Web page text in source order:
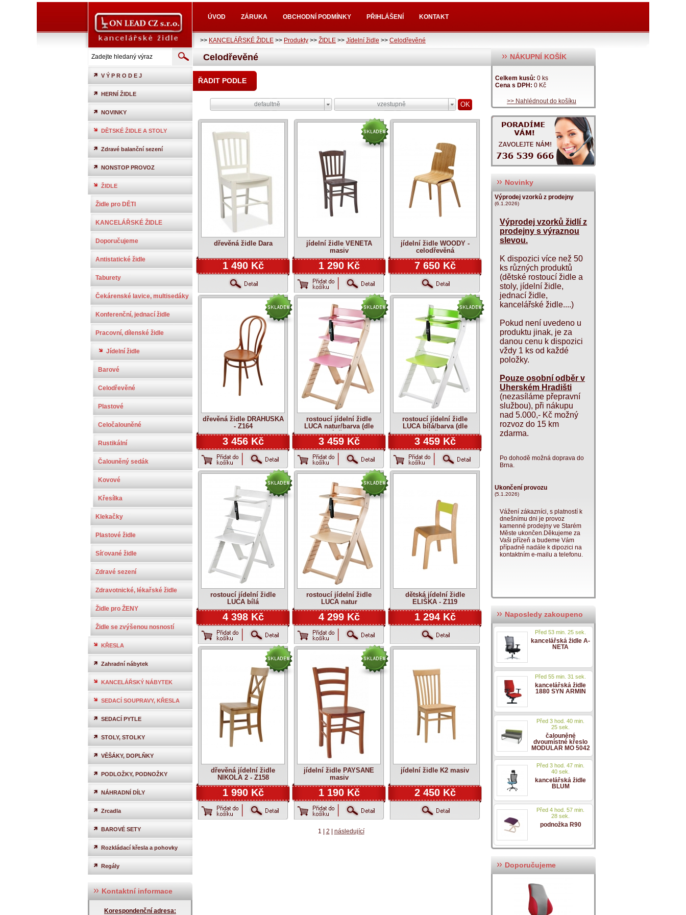
ÚVOD ZÁRUKA OBCHODNÍ PODMÍNKY PŘIHLÁŠENÍ KONTAKT
>> KANCELÁŘSKÉ ŽIDLE >> Produkty >> ŽIDLE >> Jídelní židle >> Celodřevěné
V Ý P R O D E J
HERNÍ ŽIDLE
NOVINKY
DĚTSKÉ ŽIDLE A STOLY
Zdravé balanční sezení
NONSTOP PROVOZ
ŽIDLE
Židle pro DĚTI
KANCELÁŘSKÉ ŽIDLE
Doporučujeme
Antistatické židle
Taburety
Čekárenské lavice, multisedáky
Konferenční, jednací židle
Pracovní, dílenské židle
Jídelní židle
Barové
Celodřevěné
Plastové
Celočalouněné
Rustikální
Čalouněný sedák
Kovové
Křesílka
Klekačky
Plastové židle
Síťované židle
Zdravé sezení
Zdravotnické, lékařské židle
Židle pro ŽENY
Židle se zvýšenou nosností
KŘESLA
Zahradní nábytek
KANCELÁŘSKÝ NÁBYTEK
SEDACÍ SOUPRAVY, KŘESLA
SEDACÍ PYTLE
STOLY, STOLKY
VĚŠÁKY, DOPLŇKY
PODLOŽKY, PODNOŽKY
NÁHRADNÍ DÍLY
Zrcadla
BAROVÉ SETY
Rozkládací křesla a pohovky
Regály
Kontaktní informace
Korespondenční adresa:
Celodřevěné
ŘADIT PODLE
defaultně vzestupně OK
dřevěná židle Dara
1 490 Kč
jídelní židle VENETA
masiv
1 290 Kč
jídelní židle WOODY -
celodřevěná
7 650 Kč
dřevěná židle DRAHUŠKA
- Z164
3 456 Kč
rostoucí jídelní židle
LUCA natur/barva (dle
výběru)
3 459 Kč
rostoucí jídelní židle
LUCA bílá/barva (dle
výběru)
3 459 Kč
rostoucí jídelní židle
LUCA bílá
4 398 Kč
rostoucí jídelní židle
LUCA natur
4 299 Kč
dětská jídelní židle
ELIŠKA - Z119
1 294 Kč
dřevěná jídelní židle
NIKOLA 2 - Z158
1 990 Kč
jídelní židle PAYSANE
masiv
1 190 Kč
jídelní židle K2 masiv
2 450 Kč
1 | 2 následující
NÁKUPNÍ KOŠÍK
Celkem kusů: 0 ks
Cena s DPH: 0 Kč
>> Nahlédnout do košíku
Novinky
Výprodej vzorků z prodejny
(6.1.2026)
Výprodej vzorků židlí z
prodejny s výraznou
slevou.
K dispozici více než 50
ks různých produktů
(dětské rostoucí židle a
stoly, jídelní židle,
jednací židle,
kancelářské židle....)
Pokud není uvedeno u
produktu jinak, je za
danou cenu k dispozici
vždy 1 ks od každé
položky.
Pouze osobní odběr v
Uherském Hradišti
(nezasíláme přepravní
službou), při nákupu
nad 5.000,- Kč možný
rozvoz do 15 km
zdarma.
Po dohodě možná doprava do
Brna.
Ukončení provozu
(5.1.2026)
Vážení zákazníci, s platností k
dnešnímu dni je provoz
kamenné prodejny ve Starém
Měste ukončen.Děkujeme za
Vaši přízeň a budeme Vám
případně nadále k dipozici na
kontaktním e-mailu a telefonu.
Naposledy zakoupeno
Před 53 min. 25 sek.
kancelářská židle A-
NETA
Před 55 min. 31 sek.
kancelářská židle
1880 SYN ARMIN
Před 3 hod. 40 min.
25 sek.
čalouněné
dvoumístné křeslo
MODULAR MO 5042
Před 3 hod. 47 min.
40 sek.
kancelářská židle
BLUM
Před 4 hod. 57 min.
28 sek.
podnožka R90
Doporučujeme